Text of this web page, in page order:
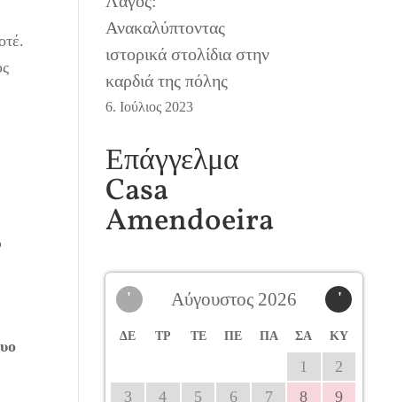
Ανακαλύπτοντας
ιστορικά στολίδια στην
καρδιά της πόλης
6. Ιούλιος 2023
Επάγγελμα
Casa
Amendoeira
' '
Αύγουστος 2026
ΔΕ ΤΡ ΤΕ ΠΕ ΠΑ ΣΑ ΚΥ
1
2
3
4 5 6 7 8
9